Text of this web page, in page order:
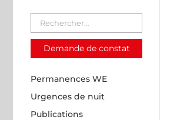
Demande de constat
Permanences WE
Urgences de nuit
Publications